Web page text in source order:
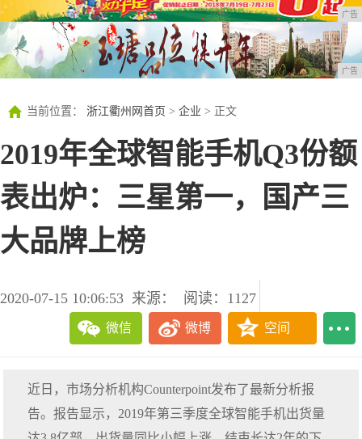
广告
广告
当前位置： 浙江衢州网首页 > 企业 > 正文
2019年全球智能手机Q3份额
表出炉：三星第一，国产三
大品牌上榜
2020-07-15 10:06:53 来源： 阅读：1127
微信 微博 空间
近日，市场分析机构Counterpoint发布了最新分析报
告。报告显示，2019年第三季度全球智能手机出货量